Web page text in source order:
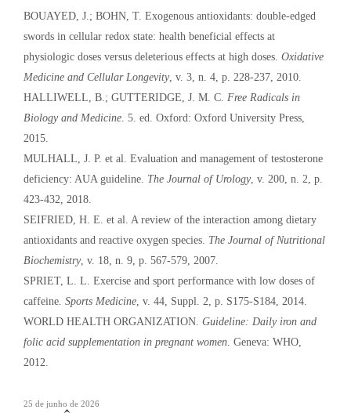
BOUAYED, J.; BOHN, T. Exogenous antioxidants: double-edged
swords in cellular redox state: health beneficial effects at
physiologic doses versus deleterious effects at high doses. Oxidative
Medicine and Cellular Longevity, v. 3, n. 4, p. 228-237, 2010.
HALLIWELL, B.; GUTTERIDGE, J. M. C. Free Radicals in
Biology and Medicine . 5. ed. Oxford: Oxford University Press,
2015.
MULHALL, J. P. et al. Evaluation and management of testosterone
deficiency: AUA guideline. The Journal of Urology, v. 200, n. 2, p.
423-432, 2018.
SEIFRIED, H. E. et al. A review of the interaction among dietary
antioxidants and reactive oxygen species. The Journal of Nutritional
Biochemistry, v. 18, n. 9, p. 567-579, 2007.
SPRIET, L. L. Exercise and sport performance with low doses of
caffeine. Sports Medicine , v. 44, Suppl. 2, p. S175-S184, 2014.
WORLD HEALTH ORGANIZATION. Guideline: Daily iron and
folic acid supplementation in pregnant women . Geneva: WHO,
2012.
Publicado
25 de junho de 2026